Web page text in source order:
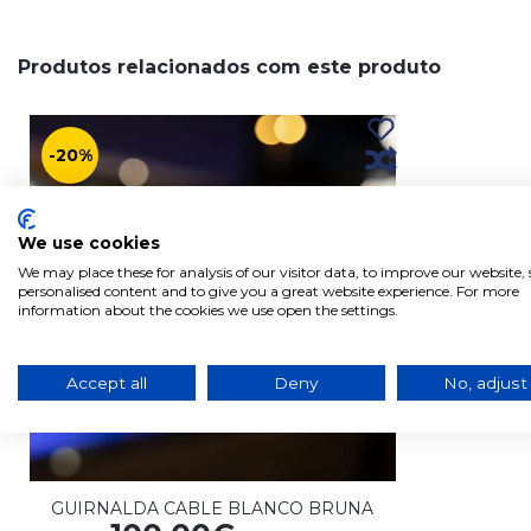
Produtos relacionados com este produto
-20%
GUIRNALDA CABLE BLANCO BRUNA
We use cookies
We may place these for analysis of our visitor data, to improve our website,
personalised content and to give you a great website experience. For more
information about the cookies we use open the settings.
Accept all Deny No, adjust